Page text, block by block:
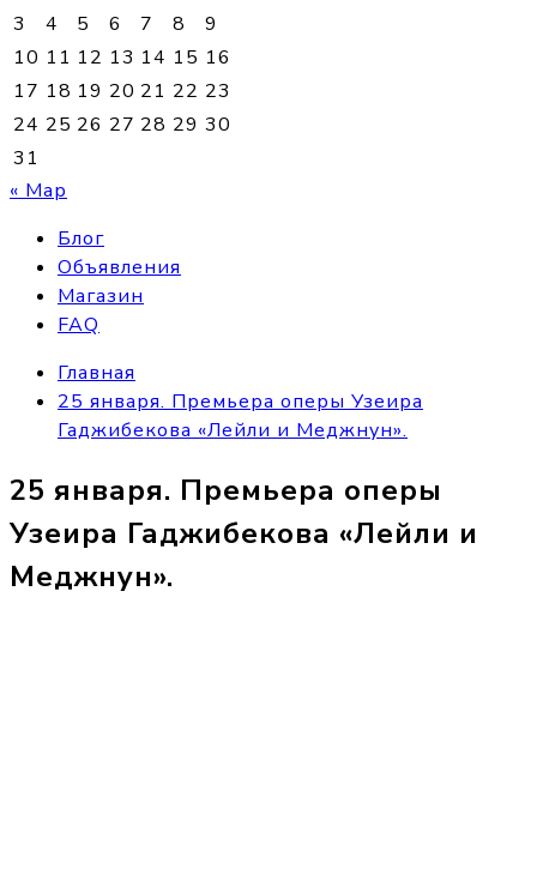
3
4 5 6 7 8
9
10 11 12 13 14 15 16
17 18 19 20 21 22 23
24 25 26 27 28 29 30
31
« Мар
Блог
Объявления
Магазин
FAQ
Главная
25 января. Премьера оперы Узеира
Гаджибекова «Лейли и Меджнун».
25 января. Премьера оперы
Узеира Гаджибекова «Лейли и
Меджнун».